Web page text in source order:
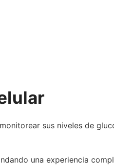
sus niveles de
una experiencia